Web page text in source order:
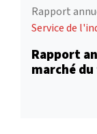
Rapport
Service de
Rapport
marché